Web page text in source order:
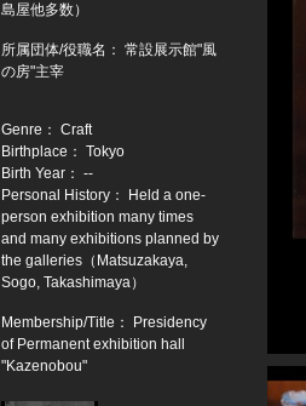
島屋他多数）
所属団体/役職名： 常設展示館"風
の房"主宰
Genre： Craft
Birthplace： Tokyo
Birth Year： --
Personal History： Held a one-
person exhibition many times
and many exhibitions planned by
the galleries（Matsuzakaya,
Sogo, Takashimaya）
Membership/Title： Presidency
of Permanent exhibition hall
"Kazenobou"